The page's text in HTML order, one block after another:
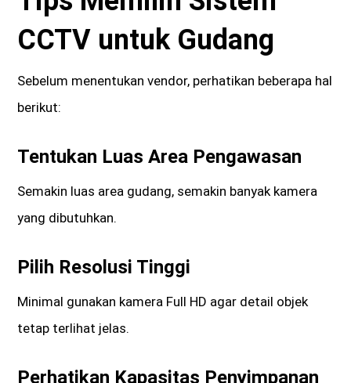
CCTV untuk Gudang
Sebelum menentukan vendor, perhatikan beberapa hal
berikut:
Tentukan Luas Area Pengawasan
Semakin luas area gudang, semakin banyak kamera
yang dibutuhkan.
Pilih Resolusi Tinggi
Minimal gunakan kamera Full HD agar detail objek
tetap terlihat jelas.
Perhatikan Kapasitas Penyimpanan